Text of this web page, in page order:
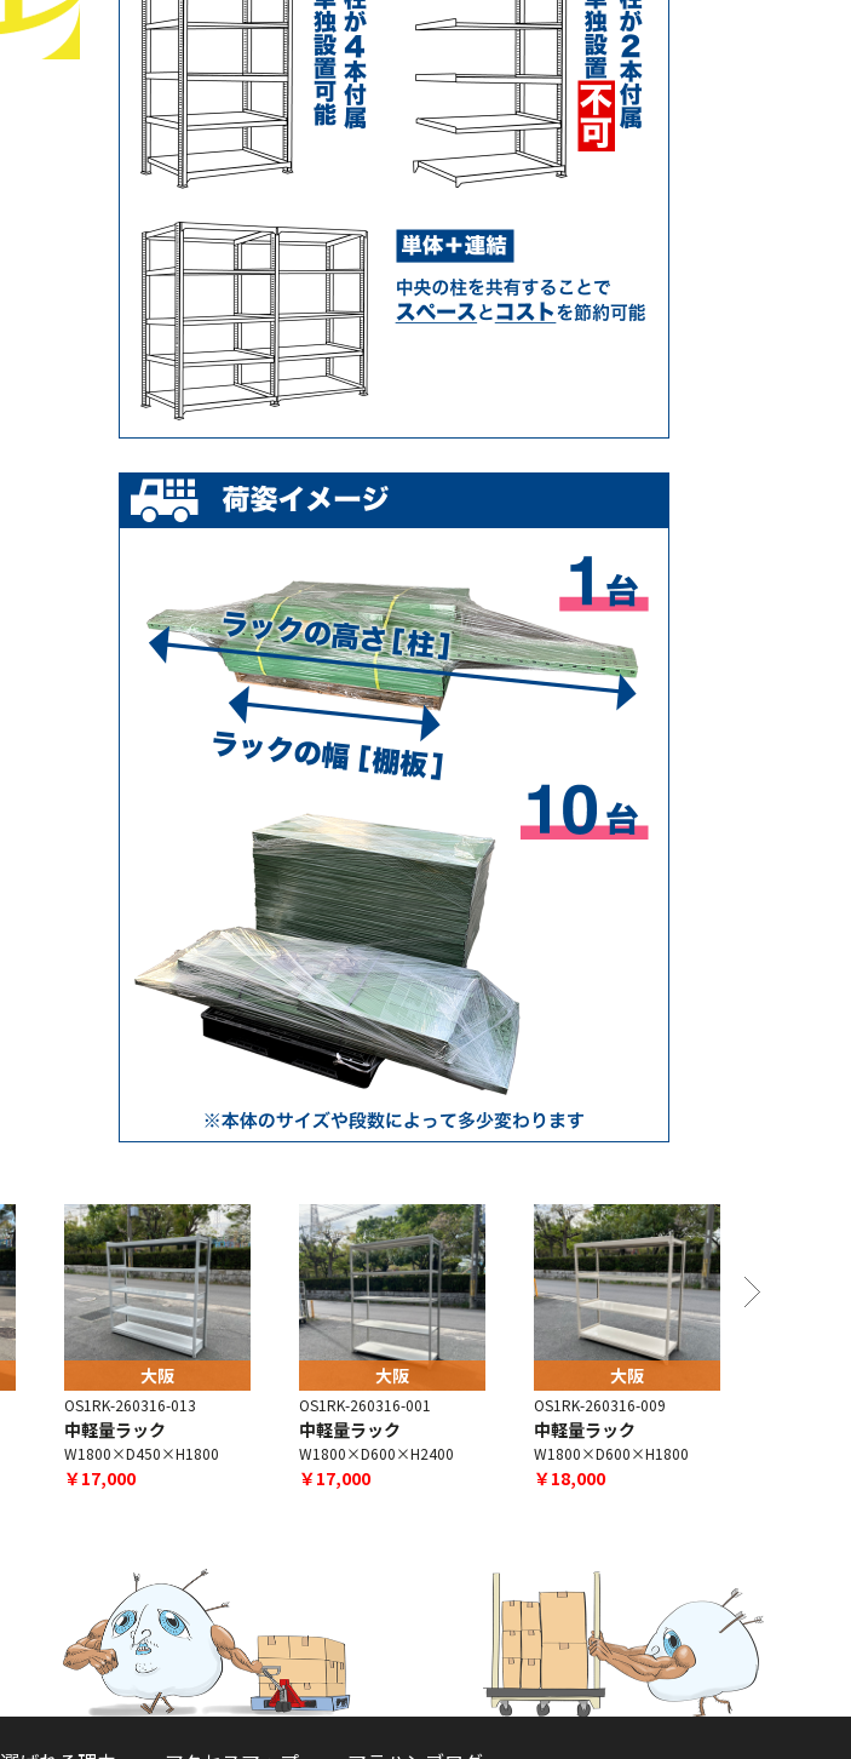
大阪
OS1RK-260316-013
中軽量ラック
W1800×D450×H1800
￥17,000
大阪
OS1RK-260316-001
中軽量ラック
W1800×D600×H2400
￥17,000
大阪
OS1RK-260316-009
中軽量ラック
W1800×D600×H1800
￥18,000